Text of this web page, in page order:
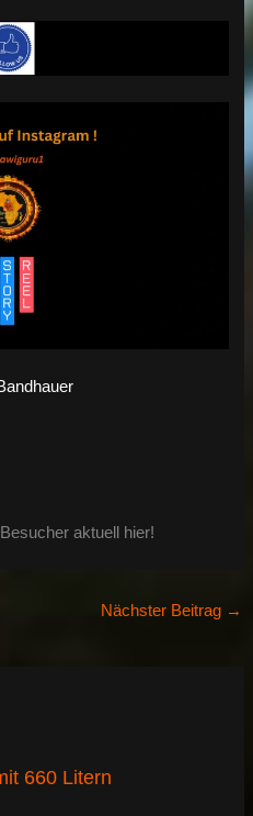
aktuell hier!
Nächster Beitrag →
660 Litern